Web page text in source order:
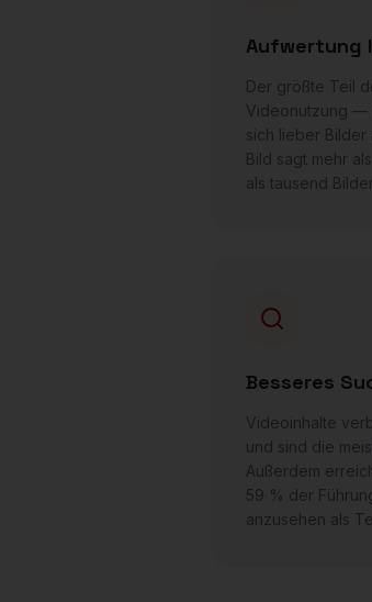
Aufwertung
Der größte Teil
Videonutzung —
sich lieber Bilder
Bild sagt mehr
als tausend
Besseres
Videoinhalte
und sind die
Außerdem
59 % der
anzusehen als